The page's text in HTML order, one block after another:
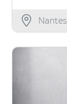
Nantes